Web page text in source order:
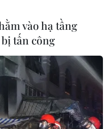
vào hạ tầng
tấn công